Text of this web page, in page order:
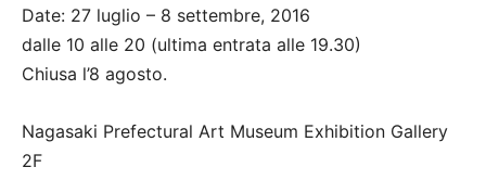
Date: 27 luglio – 8 settembre, 2016
dalle 10 alle 20 (ultima entrata alle 19.30)
Chiusa l’8 agosto.
Nagasaki Prefectural Art Museum Exhibition Gallery
2F